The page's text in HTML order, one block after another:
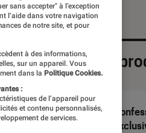
Sélection de
sans accepter" à l’exception
l’aide dans votre navigation
de notre site, et pour
à des informations,
sur un appareil. Vous
dans la Politique Cookies.
:
de l’appareil pour
et contenu personnalisés,
de services.